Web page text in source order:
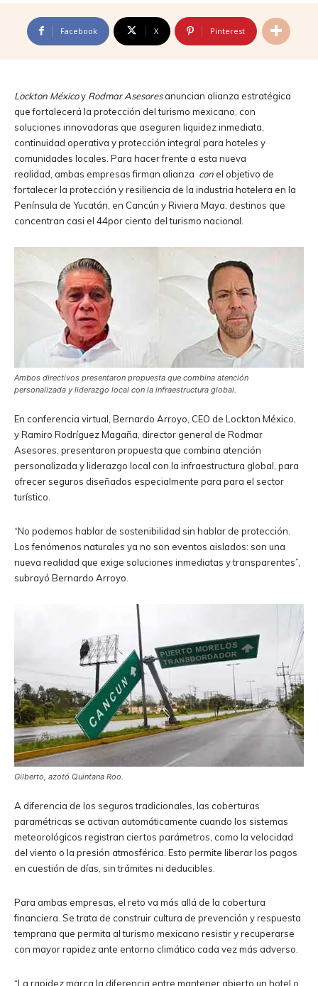
Facebook X Pinterest
Lockton Méxicoy Rodmar Asesoresanuncian alianza estratégica
que fortalecerá la protección del turismo mexicano, con
soluciones innovadoras que aseguren liquidez inmediata,
continuidad operativa y protección integral para hoteles y
comunidades locales. Para hacer frente a esta nueva
realidad, ambas empresas firman alianza con el objetivo de
fortalecer la protección y resiliencia de la industria hotelera en la
Península de Yucatán, en Cancún y Riviera Maya, destinos que
concentran casi el 44por ciento del turismo nacional.
Ambos directivos presentaron propuesta que combina atención
personalizada y liderazgo local con la infraestructura global.
En conferencia virtual, Bernardo Arroyo, CEO de Lockton México,
y Ramiro Rodríguez Magaña, director general de Rodmar
Asesores, presentaron propuesta que combina atención
personalizada y liderazgo local con la infraestructura global, para
ofrecer seguros diseñados especialmente para para el sector
turístico.
“No podemos hablar de sostenibilidad sin hablar de protección.
Los fenómenos naturales ya no son eventos aislados: son una
nueva realidad que exige soluciones inmediatas y transparentes”,
subrayó Bernardo Arroyo.
Gilberto, azotó Quintana Roo.
A diferencia de los seguros tradicionales, las coberturas
paramétricas se activan automáticamente cuando los sistemas
meteorológicos registran ciertos parámetros, como la velocidad
del viento o la presión atmosférica. Esto permite liberar los pagos
en cuestión de días, sin trámites ni deducibles.
Para ambas empresas, el reto va más allá de la cobertura
financiera. Se trata de construir cultura de prevención y respuesta
temprana que permita al turismo mexicano resistir y recuperarse
con mayor rapidez ante entorno climático cada vez más adverso.
“La rapidez marca la diferencia entre mantener abierto un hotel o